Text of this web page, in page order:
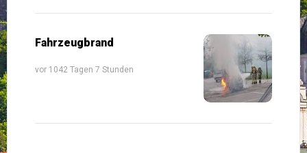
Fahrzeugbrand
vor 1042 Tagen 7 Stunden